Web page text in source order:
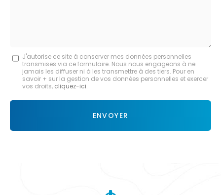
Message
J'autorise ce site à conserver mes données personnelles
transmises via ce formulaire. Nous nous engageons à ne
jamais les diffuser ni à les transmettre à des tiers. Pour en
savoir + sur la gestion de vos données personnelles et exercer
vos droits, cliquez-ici.
Acceptation
ENVOYER